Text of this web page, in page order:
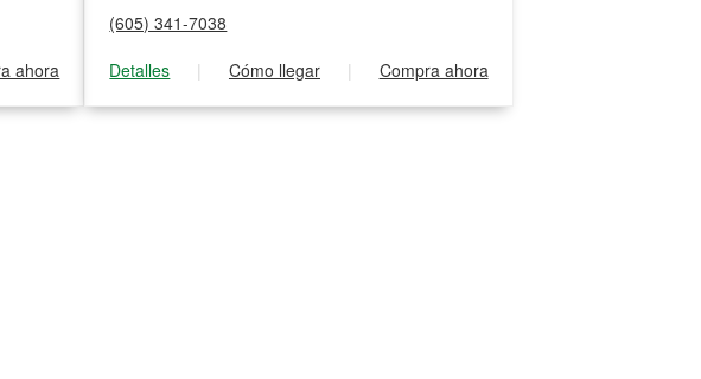
ahora
(605) 341-7038
Detalles
| Cómo llegar | Compra ahora